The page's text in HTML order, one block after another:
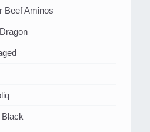
Beef Aminos
Black